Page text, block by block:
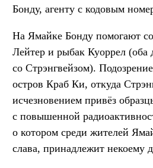
Бонду, агенту с кодовым
На Ямайке Бонду помогают
Лейтер и рыбак Куоррел (оба
со Стрэнгвейзом).
остров Краб Ки, откуда
исчезновением привёз
с повышенной
о котором среди жителей
слава, принадлежит некоему